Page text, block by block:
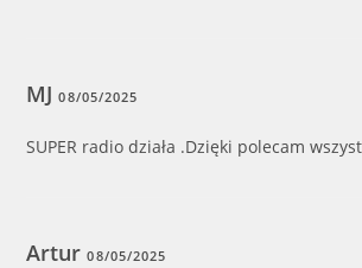
MJ08/05/2025
SUPER radio działa .Dzięki polecam
Artur08/05/2025